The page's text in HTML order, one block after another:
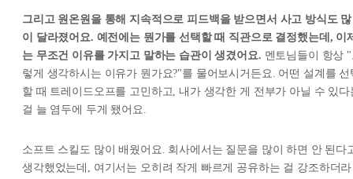
그리고 원온원을 통해 지속적으로 피드백을 받으면서 사고 방식도 많
이 달라졌어요. 예전에는 뭔가를 선택할 때 직관으로 결정했는데, 이
는 무조건 이유를 가지고 말하는 습관이 생겼어요. 멘토님들이 항상
렇게 생각하시는 이유가 뭔가요?"를 물어보시거든요. 어떤 설계를 선
할 때 트레이드오프를 고민하고, 내가 생각한 게 전부가 아닐 수 있다
걸 늘 염두에 두게 됐어요.
소프트 스킬도 많이 배웠어요. 회사에서는 질문을 많이 하면 안 된다
생각했었는데, 여기서는 오히려 작게 빠르게 공유하는 걸 강조하더라